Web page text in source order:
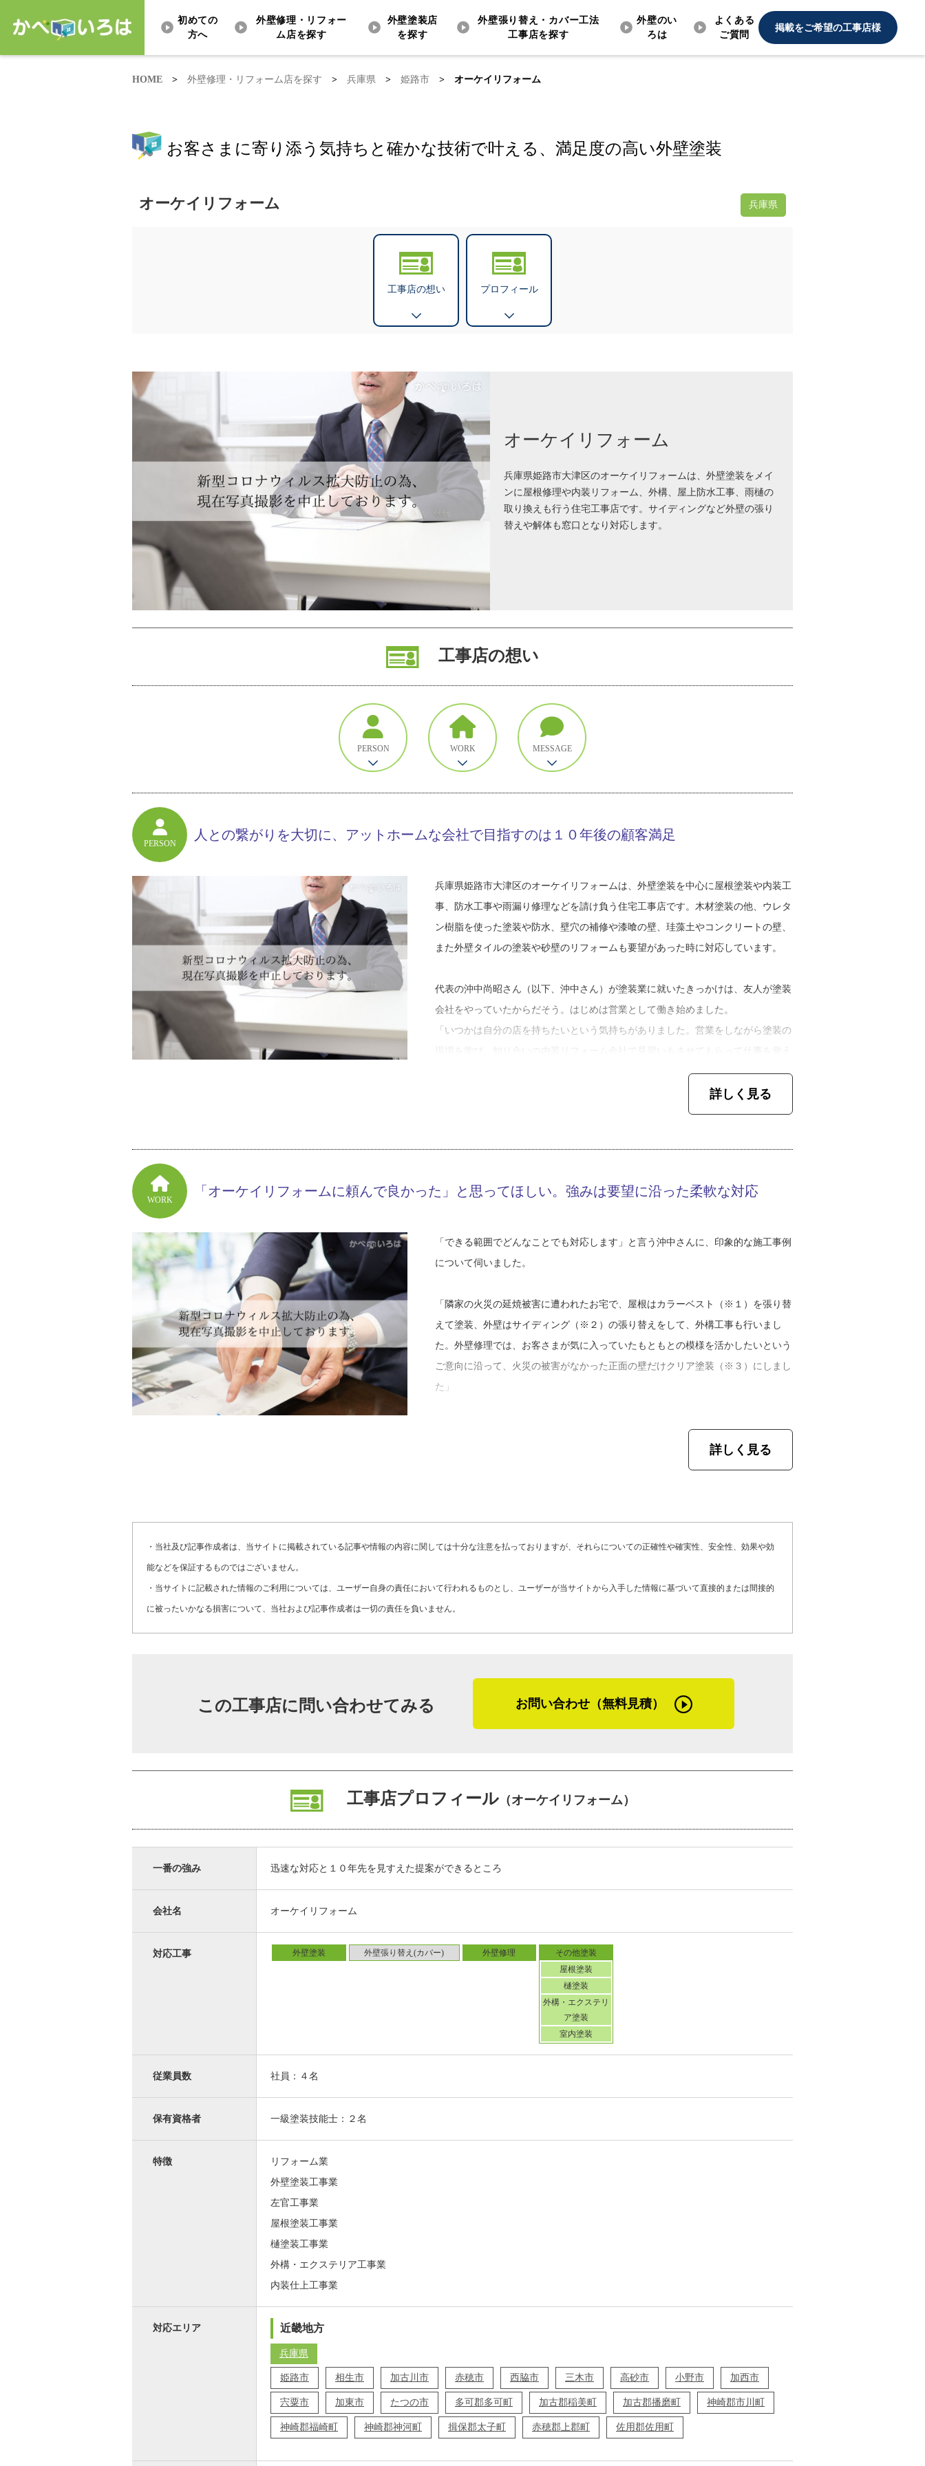
初めての
方へ
外壁修理・リフォー
ム店を探す
外壁塗装店
を探す
外壁張り替え・カバー工法
工事店を探す
外壁のい
ろは
よくある
ご質問
掲載をご希望の工事店様
工事店番号 K28-AZT
HOME > 外壁修理・リフォーム店を探す > 兵庫県 > 姫路市 > オーケイリフォーム
お客さまに寄り添う気持ちと確かな技術で叶える、満足度の高い外壁塗装
オーケイリフォーム 兵庫県
工事店の想い プロフィール
オーケイリフォーム
兵庫県姫路市大津区のオーケイリフォームは、外壁塗装をメイ
ンに屋根修理や内装リフォーム、外構、屋上防水工事、雨樋の
取り換えも行う住宅工事店です。サイディングなど外壁の張り
替えや解体も窓口となり対応します。
工事店の想い
PERSON WORK MESSAGE
PERSON
人との繋がりを大切に、アットホームな会社で目指すのは１０年後の顧客満足
兵庫県姫路市大津区のオーケイリフォームは、外壁塗装を中心に屋根塗装や内装工
事、防水工事や雨漏り修理などを請け負う住宅工事店です。木材塗装の他、ウレタ
ン樹脂を使った塗装や防水、壁穴の補修や漆喰の壁、珪藻土やコンクリートの壁、
また外壁タイルの塗装や砂壁のリフォームも要望があった時に対応しています。
代表の沖中尚昭さん（以下、沖中さん）が塗装業に就いたきっかけは、友人が塗装
会社をやっていたからだそう。はじめは営業として働き始めました。
「いつかは自分の店を持ちたいという気持ちがありました。営業をしながら塗装の
１９９７年の創業当時はなかなか仕事を受注できない時期もあり大変でしたが、沖
と言ってくれたりするようになりました。仕事をする上で、人との繋がりは一番大
お客さまに喜んでいただくために常にフットワークは軽く、何でも気軽に相談して
「仕事を請けるのは僕ですが、塗り替えが終わる頃にはお客さまと職人みんなが仲
良くなるんですよ。それくらい和気あいあいとしたアットホームな会社ですね」
沖中さんのモットーは、１０年後、お客さまに「この工事をしておいて良かった」
と思ってもらえる施工をすること。そのためには将来を見据えた工事が不可欠で
詳しく見る
WORK
「オーケイリフォームに頼んで良かった」と思ってほしい。強みは要望に沿った柔軟な対応
「できる範囲でどんなことでも対応します」と言う沖中さんに、印象的な施工事例
について伺いました。
「隣家の火災の延焼被害に遭われたお宅で、屋根はカラーベスト（※１）を張り替
えて塗装、外壁はサイディング（※２）の張り替えをして、外構工事も行いまし
た。外壁修理では、お客さまが気に入っていたもともとの模様を活かしたいという
ご意向に沿って、火災の被害がなかった正面の壁だけクリア塗装（※３）にしまし
た」
オーケイリフォームは塗料メーカーと業務提携しており、該当する塗料を使用した
場合は施工段階で各工程の写真をもとにメーカーでのチェックがあります。アフタ
ーサービスとして自社保証に加えてメーカー保証もつくのでさらに安心です。
す。天気の影響を受けにくい場所から臨機応変に工事を進めていきます。
最後に「かべいろは」をご覧になっている、塗装の劣化でお困りのお客さま、そし
て外壁リフォームや外壁修理、防水工事を検討しているお客さまへメッセージで
す。
しています。工事をするしないに関わらず、まずは気軽にご相談ください」
詳しく見る
・当社及び記事作成者は、当サイトに掲載されている記事や情報の内容に関しては十分な注意を払っておりますが、それらについての正確性や確実性、安全性、効果や効
能などを保証するものではございません。
・当サイトに記載された情報のご利用については、ユーザー自身の責任において行われるものとし、ユーザーが当サイトから入手した情報に基づいて直接的または間接的
に被ったいかなる損害について、当社および記事作成者は一切の責任を負いません。
この工事店に問い合わせてみる お問い合わせ（無料見積）
工事店プロフィール（オーケイリフォーム）
一番の強み 迅速な対応と１０年先を見すえた提案ができるところ
会社名 オーケイリフォーム
対応工事 外壁塗装 外壁張り替え(カバー) 外壁修理
その他塗装
屋根塗装
樋塗装
外構・エクステリ
ア塗装
室内塗装
従業員数 社員：４名
保有資格者 一級塗装技能士：２名
特徴
リフォーム業
外壁塗装工事業
左官工事業
屋根塗装工事業
樋塗装工事業
外構・エクステリア工事業
内装仕上工事業
対応エリア 近畿地方
兵庫県
姫路市 相生市 加古川市 赤穂市 西脇市 三木市 高砂市 小野市 加西市
宍粟市 加東市 たつの市 多可郡多可町 加古郡稲美町 加古郡播磨町 神崎郡市川町
神崎郡福崎町 神崎郡神河町 揖保郡太子町 赤穂郡上郡町 佐用郡佐用町